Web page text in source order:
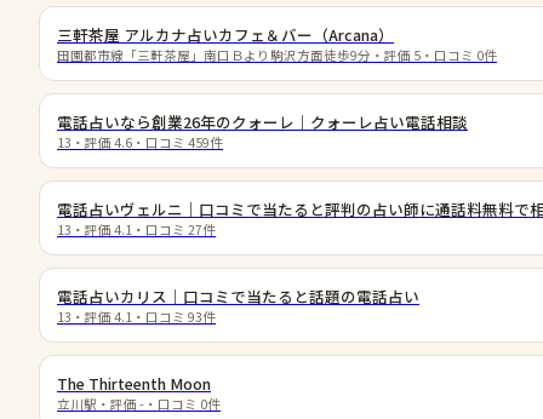
三軒茶屋 アルカナ占いカフェ＆バー（Arcana）
田園都市線「三軒茶屋」南口Ｂより駒沢方面徒歩9分 ・評価 5 ・口コミ 0件
電話占いなら創業26年のクォーレ｜クォーレ占い電話相談
13 ・評価 4.6 ・口コミ 459件
電話占いヴェルニ｜口コミで当たると評判の占い師に通話料無料で
13 ・評価 4.1 ・口コミ 27件
電話占いカリス｜口コミで当たると話題の電話占い
13 ・評価 4.1 ・口コミ 93件
The Thirteenth Moon
立川駅 ・評価 - ・口コミ 0件